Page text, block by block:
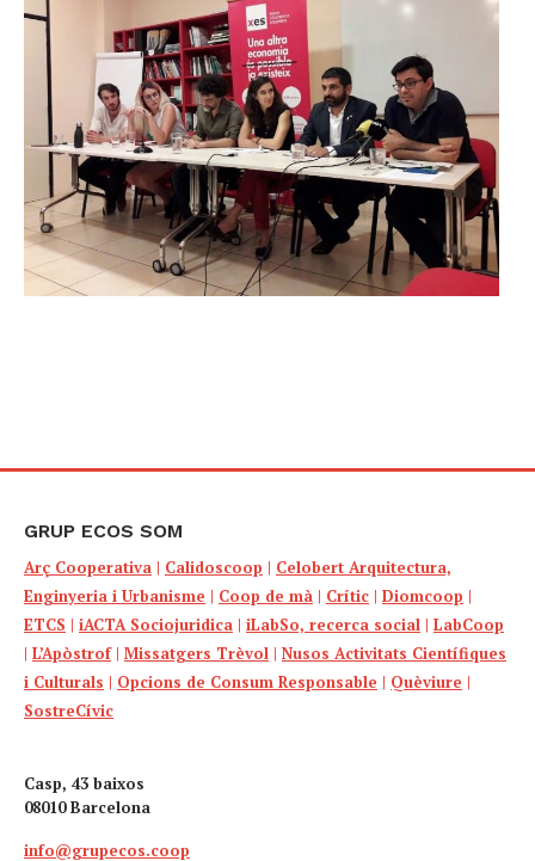
GRUP ECOS SOM
Arç Cooperativa | Calidoscoop | Celobert Arquitectura,
Enginyeria i Urbanisme | Coop de mà | Crític | Diomcoop |
ETCS | iACTA Sociojuridica | iLabSo, recerca social | LabCoop
| L’Apòstrof| Missatgers Trèvol | Nusos Activitats Científiques
i Culturals | Opcions de Consum Responsable | Quèviure |
SostreCívic
Casp, 43 baixos
08010 Barcelona
info@grupecos.coop